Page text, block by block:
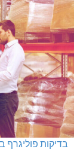
בדיקות פוליגרף